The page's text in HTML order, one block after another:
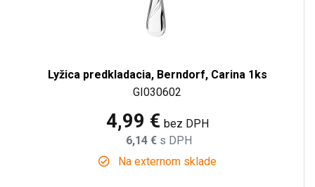
Lyžica predkladacia, Berndorf, Carina 1ks
GI030602
4,99 € bez DPH
6,14 € s DPH
Na externom sklade